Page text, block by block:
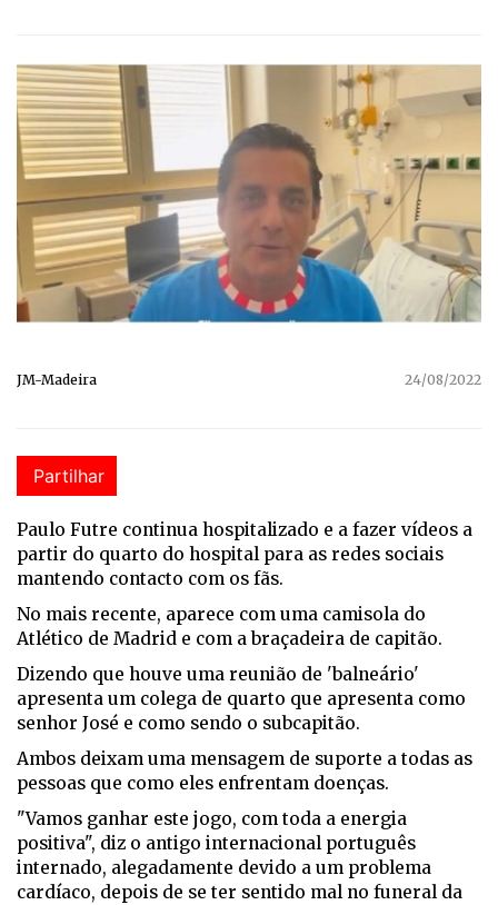
JM-Madeira 24/08/2022
Partilhar
Paulo Futre continua hospitalizado e a fazer vídeos a
partir do quarto do hospital para as redes sociais
mantendo contacto com os fãs.
No mais recente, aparece com uma camisola do
Atlético de Madrid e com a braçadeira de capitão.
Dizendo que houve uma reunião de 'balneário'
apresenta um colega de quarto que apresenta como
senhor José e como sendo o subcapitão.
Ambos deixam uma mensagem de suporte a todas as
pessoas que como eles enfrentam doenças.
"Vamos ganhar este jogo, com toda a energia
positiva", diz o antigo internacional português
internado, alegadamente devido a um problema
cardíaco, depois de se ter sentido mal no funeral da